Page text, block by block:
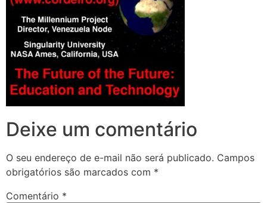
Deixe um comentário
O seu endereço de e-mail não será publicado. Campos
obrigatórios são marcados com *
Comentário *